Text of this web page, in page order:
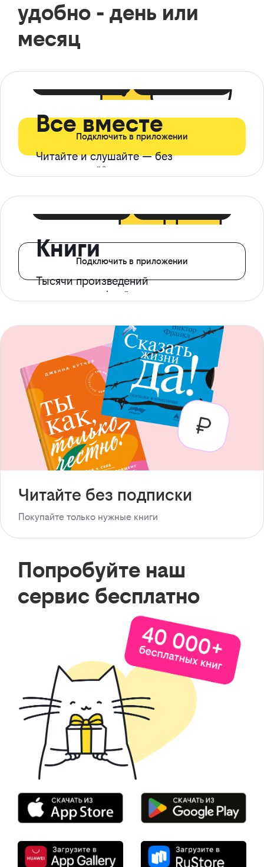
удобно - день или
месяц
Все вместе
Читайте и слушайте — без
ограничений*
Подключить в приложении
Книги
Тысячи произведений
с доступом офлайн
Подключить в приложении
Читайте без подписки
Покупайте только нужные книги
Попробуйте наш
сервис бесплатно